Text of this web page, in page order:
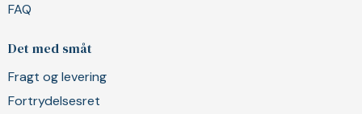
FAQ
Det med småt
Fragt og levering
Fortrydelsesret